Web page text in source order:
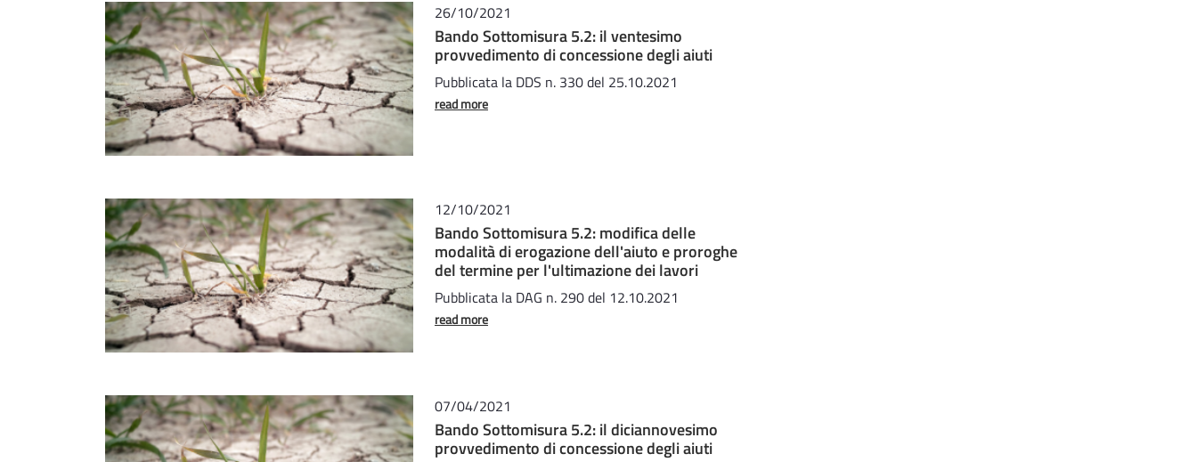
26/10/2021
Bando Sottomisura 5.2: il ventesimo
provvedimento di concessione degli aiuti
Pubblicata la DDS n. 330 del 25.10.2021
read more
12/10/2021
Bando Sottomisura 5.2: modifica delle
modalità di erogazione dell'aiuto e proroghe
del termine per l'ultimazione dei lavori
Pubblicata la DAG n. 290 del 12.10.2021
read more
07/04/2021
Bando Sottomisura 5.2: il diciannovesimo
provvedimento di concessione degli aiuti